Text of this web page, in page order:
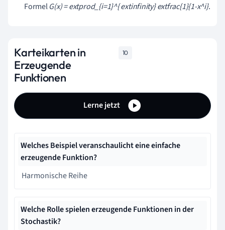
FormelG(x) = extprod_{i=1}^{ extinfinity} extfrac{1}{1-x^i}.
Karteikarten in
Erzeugende
Funktionen
10
Lerne jetzt
Welches Beispiel veranschaulicht eine einfache
erzeugende Funktion?
Harmonische Reihe
Welche Rolle spielen erzeugende Funktionen in der
Stochastik?